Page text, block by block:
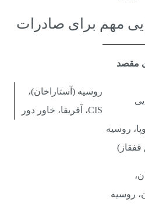
مقصد
روسیه (آستاراخان)،
CIS، آفریقا، خاور دور
روسیه
روسیه